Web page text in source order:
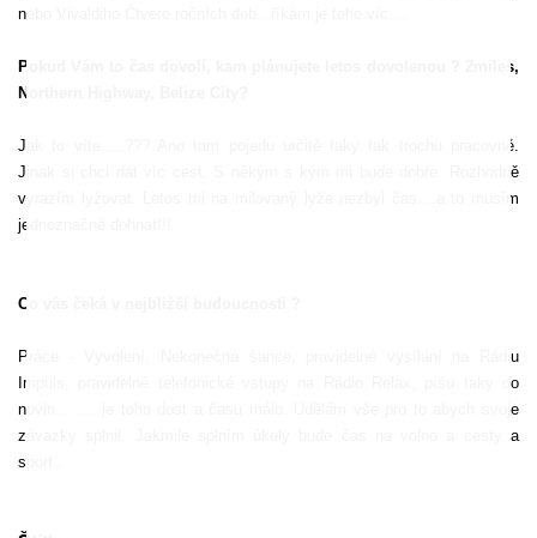
nebo Vivaldiho Čtvero ročních dob...říkám je toho víc....
Pokud Vám to čas dovolí, kam plánujete letos dovolenou ? 2miles,
Northern Highway, Belize City?
Jak to víte.....??? Ano tam pojedu určitě taky tak trochu pracovně.
Jinak si chci dát víc cest. S někým s kým mi bude dobře. Rozhodně
vyrazím lyžovat. Letos mi na milovaný lyže nezbyl čas....a to musím
jednoznačně dohnat!!!
Co vás čeká v nejbližší budoucnosti ?
Práce - Vyvolení, Nekonečná šance, pravidelné vysílání na Rádiu
Impuls, pravidelné telefonické vstupy na Rádio Relax, píšu taky do
novin... .... je toho dost a času málo. Udělám vše pro to abych svoje
závazky splnil. Jakmile splním úkoly bude čas na volno a cesty a
sport..